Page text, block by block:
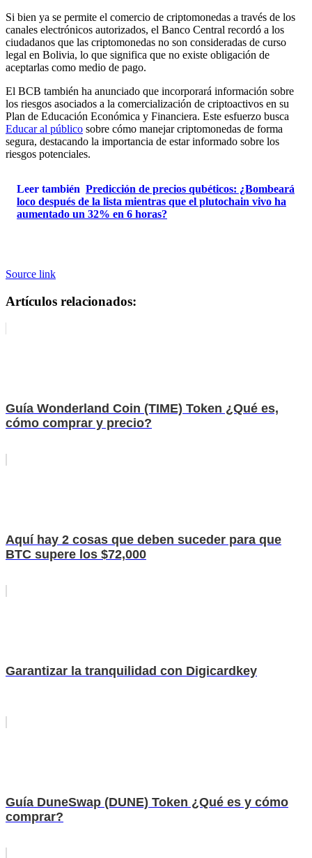
Si bien ya se permite el comercio de criptomonedas a través de los
canales electrónicos autorizados, el Banco Central recordó a los
ciudadanos que las criptomonedas no son consideradas de curso
legal en Bolivia, lo que significa que no existe obligación de
aceptarlas como medio de pago.
El BCB también ha anunciado que incorporará información sobre
los riesgos asociados a la comercialización de criptoactivos en su
Plan de Educación Económica y Financiera. Este esfuerzo busca
Educar al público sobre cómo manejar criptomonedas de forma
segura, destacando la importancia de estar informado sobre los
riesgos potenciales.
Leer también Predicción de precios qubéticos: ¿Bombeará
loco después de la lista mientras que el plutochain vivo ha
aumentado un 32% en 6 horas?
Source link
Artículos relacionados:
Guía Wonderland Coin (TIME) Token ¿Qué es,
cómo comprar y precio?
Aquí hay 2 cosas que deben suceder para que
BTC supere los $72,000
Garantizar la tranquilidad con Digicardkey
Guía DuneSwap (DUNE) Token ¿Qué es y cómo
comprar?